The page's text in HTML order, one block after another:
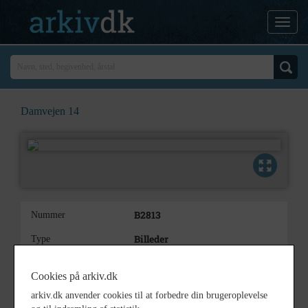
Damvejen 14
Nummer B2813
Type Billeder
Årstal 1950
Cookies på arkiv.dk
arkiv.dk anvender cookies til at forbedre din brugeroplevelse